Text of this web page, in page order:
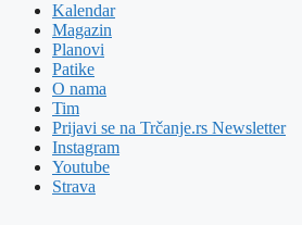
Kalendar
Magazin
Planovi
Patike
O nama
Tim
Prijavi se na Trčanje.rs Newsletter
Instagram
Youtube
Strava